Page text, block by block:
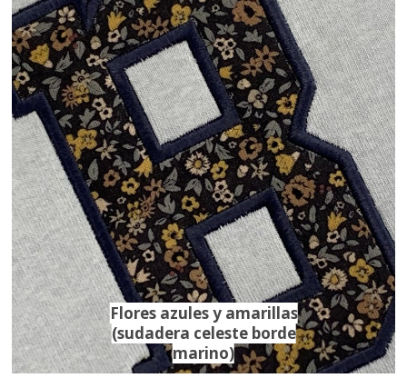
Flores azules y amarillas
(sudadera celeste borde
marino)